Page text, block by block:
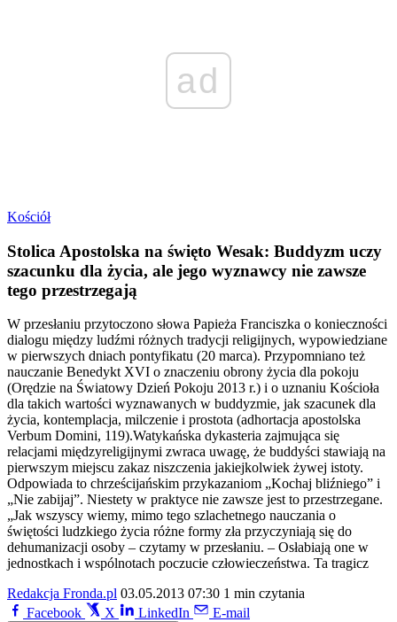
ad
Kościół
Stolica Apostolska na święto Wesak: Buddyzm uczy
szacunku dla życia, ale jego wyznawcy nie zawsze
tego przestrzegają
W przesłaniu przytoczono słowa Papieża Franciszka o konieczności
dialogu między ludźmi różnych tradycji religijnych, wypowiedziane
w pierwszych dniach pontyfikatu (20 marca). Przypomniano też
nauczanie Benedykt XVI o znaczeniu obrony życia dla pokoju
(Orędzie na Światowy Dzień Pokoju 2013 r.) i o uznaniu Kościoła
dla takich wartości wyznawanych w buddyzmie, jak szacunek dla
życia, kontemplacja, milczenie i prostota (adhortacja apostolska
Verbum Domini, 119).Watykańska dykasteria zajmująca się
relacjami międzyreligijnymi zwraca uwagę, że buddyści stawiają na
pierwszym miejscu zakaz niszczenia jakiejkolwiek żywej istoty.
Odpowiada to chrześcijańskim przykazaniom „Kochaj bliźniego” i
„Nie zabijaj”. Niestety w praktyce nie zawsze jest to przestrzegane.
„Jak wszyscy wiemy, mimo tego szlachetnego nauczania o
świętości ludzkiego życia różne formy zła przyczyniają się do
dehumanizacji osoby – czytamy w przesłaniu. – Osłabiają one w
jednostkach i wspólnotach poczucie człowieczeństwa. Ta tragicz
Redakcja Fronda.pl 03.05.2013 07:30 1 min czytania
Facebook
X LinkedIn E-mail